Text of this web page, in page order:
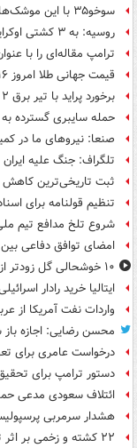
سوخو۳۵ با این موشک‌ها به ناوهای‌جنگی حمله می‌کند
روسیه: به ۳ کشتی اوکراین حمله و ۲۰۳ پهپاد را سرنگون کردیم
ترامپ مقاله‌ای را با
قیمت جهانی طلا امروز ۱۶ مرداد
برخورد پراید با تیر برق ۲ فوتی بر جای گذاشت
حمله سایبری گسترده
صنعا: نیروهای ما در
تلگراف: جنگ علیه
ثبت تاریخی‌ترین کاهش
تنظیم قولنامه برای
شروع تلخ مدافع تیم
امضای توافق دفاعی
۱۰ خوشحالی گل زودتر از موعد
ایتالیا خرید رادار
واردات نفت آمریکا از
محسن رضایی: اجازه
درخواست عامری برای
دستور ترامپ برای
ائتلاف سعودی مدعی
هشدار سرمربی
۲۲ کشته و زخمی بر اثر تیراندازی در یک مدرسه در تایلند+ فیلم